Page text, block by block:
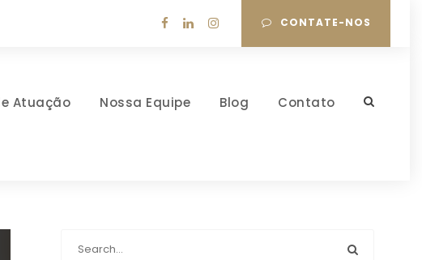
CONTATE-NOS
Atuação Nossa Equipe Blog Contato